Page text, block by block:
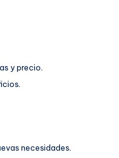
y precio.
necesidades.